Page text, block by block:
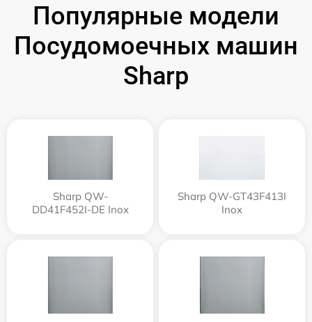
Популярные модели
Посудомоечных машин
Sharp
Sharp QW-
DD41F452I-DE Inox
Sharp QW-GT43F413I
Inox